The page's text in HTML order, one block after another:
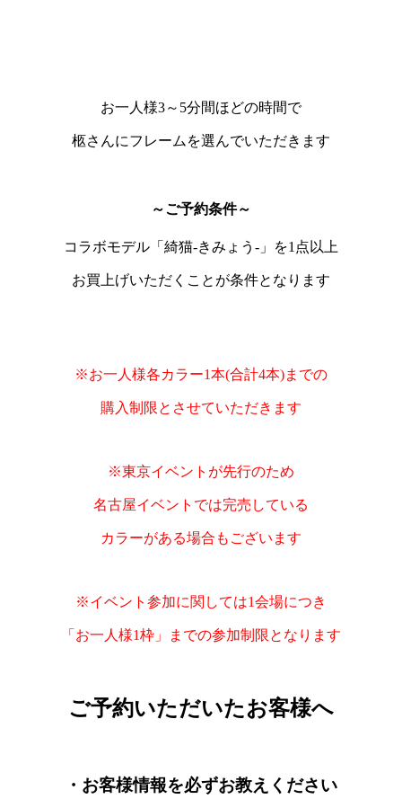
お一人様3～5分間ほどの時間で
柩さんにフレームを選んでいただきます
～ご予約条件～
コラボモデル「綺猫-きみょう-」を1点以上
お買上げいただくことが条件となります
※お一人様各カラー1本(合計4本)までの
購入制限とさせていただきます
※東京イベントが先行のため
名古屋イベントでは完売している
カラーがある場合もございます
※イベント参加に関しては1会場につき
「お一人様1枠」までの参加制限となります
ご予約いただいたお客様へ
・お客様情報を必ずお教えください